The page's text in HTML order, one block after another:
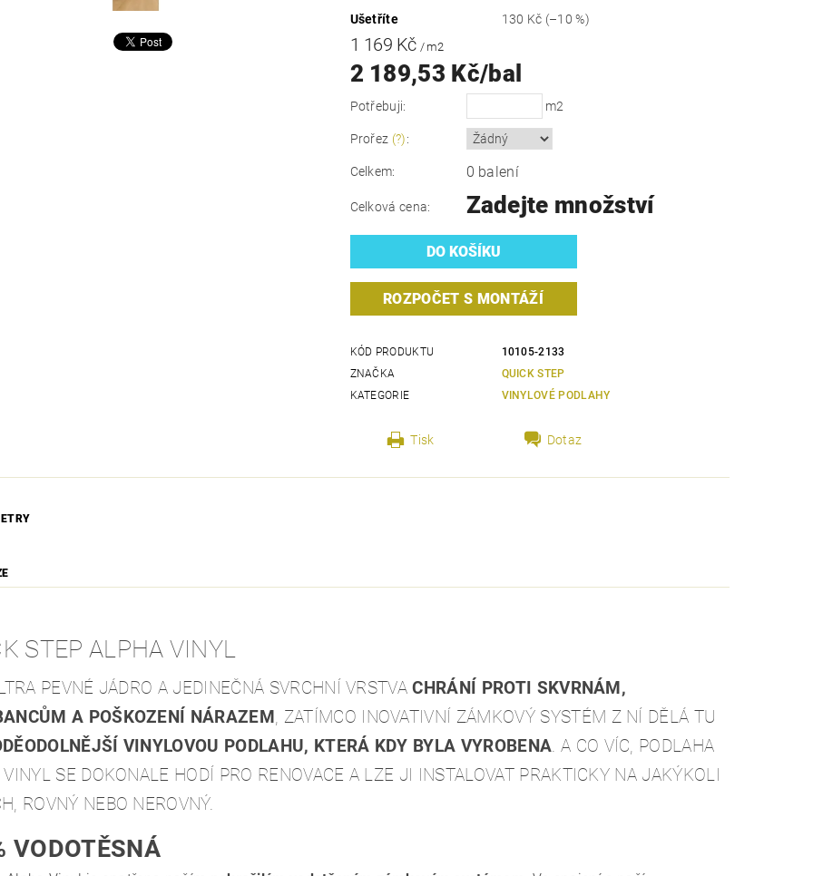
Ušetříte
130 Kč (–10 %)
1 169 Kč/ m2
2 189,53 Kč/bal
Potřebuji: m2
Prořez (?):
Celkem: 0 balení
Celková cena: Zadejte množství
ROZPOČET S MONTÁŽÍ
KÓD PRODUKTU
10105-2133
ZNAČKA
QUICK STEP
KATEGORIE
VINYLOVÉ PODLAHY
Tisk Dotaz
STEP ALPHA VINYL
PEVNÉ JÁDRO A JEDINEČNÁ SVRCHNÍ VRSTVACHRÁNÍ PROTI SKVRNÁM,
A POŠKOZENÍ NÁRAZEM , ZATÍMCO INOVATIVNÍ ZÁMKOVÝ SYSTÉM Z NÍ DĚLÁ TU
VINYLOVOU PODLAHU, KTERÁ KDY BYLA VYROBENA. A CO VÍC, PODLAHA
SE DOKONALE HODÍ PRO RENOVACE A LZE JI INSTALOVAT PRAKTICKY NA JAKÝKOLI
ROVNÝ NEBO NEROVNÝ.
VODOTĚSNÁ